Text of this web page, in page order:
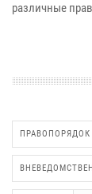
различные
ПРАВОПОРЯДОК